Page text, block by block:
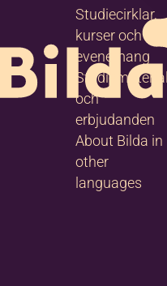
Studiecirklar,
kurser och
evenemang
Studiematerial
och
erbjudanden
About Bilda in
other
languages